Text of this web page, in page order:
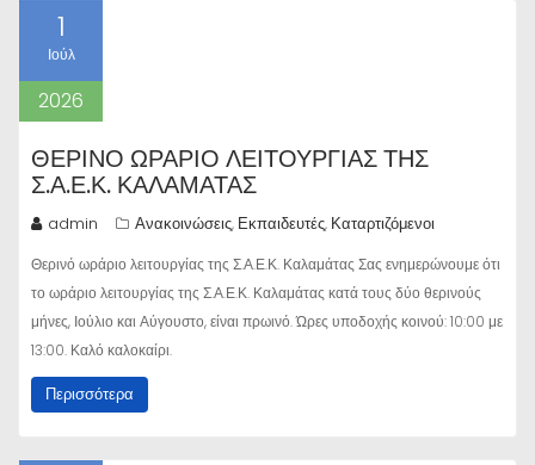
1
Ιούλ
2026
ΘΕΡΙΝΌ ΩΡΆΡΙΟ ΛΕΙΤΟΥΡΓΊΑΣ ΤΗΣ
Σ.Α.Ε.Κ. ΚΑΛΑΜΆΤΑΣ
admin Ανακοινώσεις, Εκπαιδευτές, Καταρτιζόμενοι
Θερινό ωράριο λειτουργίας της Σ.Α.Ε.Κ. Καλαμάτας Σας ενημερώνουμε ότι
το ωράριο λειτουργίας της Σ.Α.Ε.Κ. Καλαμάτας κατά τους δύο θερινούς
μήνες, Ιούλιο και Αύγουστο, είναι πρωινό. Ώρες υποδοχής κοινού: 10:00 με
13:00. Καλό καλοκαίρι.
Περισσότερα